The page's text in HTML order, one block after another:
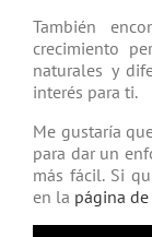
También
crecimiento
natu­rales y
interés para ti.
Me gustaría
para dar un
más fácil. Si
en la página